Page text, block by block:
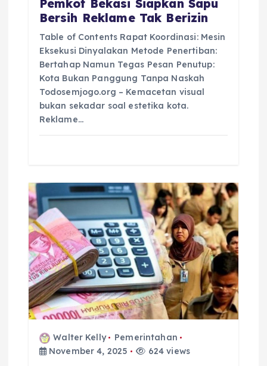
Pemkot Bekasi Siapkan Sapu
Bersih Reklame Tak Berizin
Table of Contents Rapat Koordinasi: Mesin
Eksekusi Dinyalakan Metode Penertiban:
Bertahap Namun Tegas Pesan Penutup:
Kota Bukan Panggung Tanpa Naskah
Todosemjogo.org – Kemacetan visual
bukan sekadar soal estetika kota.
Reklame…
Walter Kelly
Pemerintahan
November 4, 2025
624 views